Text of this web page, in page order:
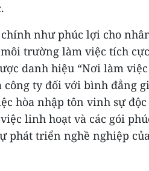
chính như phúc lợi cho
trường làm việc tích
danh hiệu “Nơi làm
công ty đối với bình đẳng
hòa nhập tôn vinh sự độc
linh hoạt và các gói
phát triển nghề nghiệp